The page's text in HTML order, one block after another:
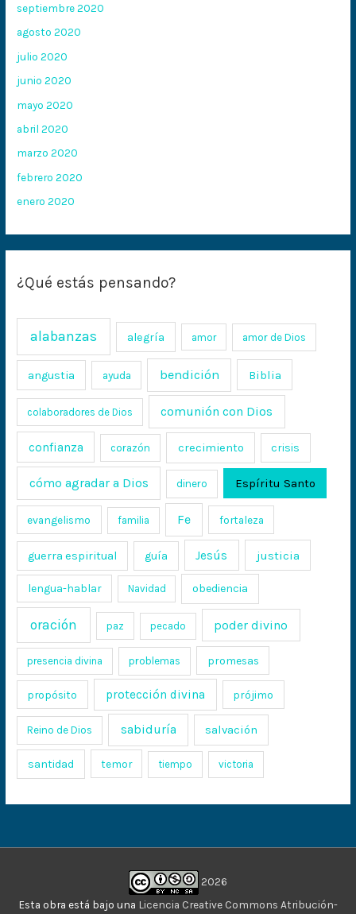
septiembre 2020
agosto 2020
julio 2020
junio 2020
mayo 2020
abril 2020
marzo 2020
febrero 2020
enero 2020
¿Qué estás pensando?
alabanzas alegría amor amor de Dios
angustia ayuda bendición Biblia
colaboradores de Dios comunión con Dios
confianza corazón crecimiento crisis
cómo agradar a Dios dinero Espíritu Santo
evangelismo familia Fe fortaleza
guerra espiritual guía Jesús justicia
lengua-hablar Navidad obediencia
oración paz pecado poder divino
presencia divina problemas promesas
propósito protección divina prójimo
Reino de Dios sabiduría salvación
santidad temor tiempo victoria
2026
Esta obra está bajo una Licencia Creative Commons Atribución-